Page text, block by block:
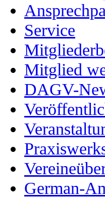
Service
Mitglied
DAGV-
German-